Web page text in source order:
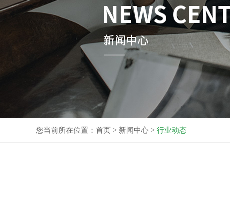
您当前所在位置： 首页 > 新闻中心 > 行业动态